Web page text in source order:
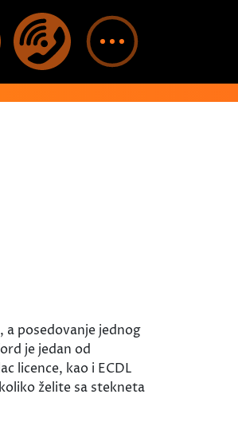
posedovanje jednog
je jedan od
licence, kao i ECDL
želite sa stekneta